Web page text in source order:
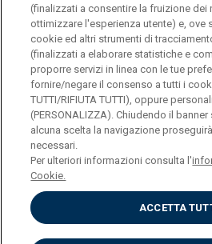
logo UC
© Università Cattolica del Sacro
Gemelli 1, 20123 Milano PI
Privacy
(finalizzati a consentire la fruizione dei
ottimizzare l'esperienza utente) e, ove
cookie ed altri strumenti di
(finalizzati a elaborare statistiche e
proporre servizi in linea con le tue
fornire/negare il consenso a tutti i
TUTTI/RIFIUTA TUTTI), oppure
(PERSONALIZZA). Chiudendo il
alcuna scelta la navigazione
necessari.
Per ulteriori informazioni consulta l'
Cookie.
ACCETTA